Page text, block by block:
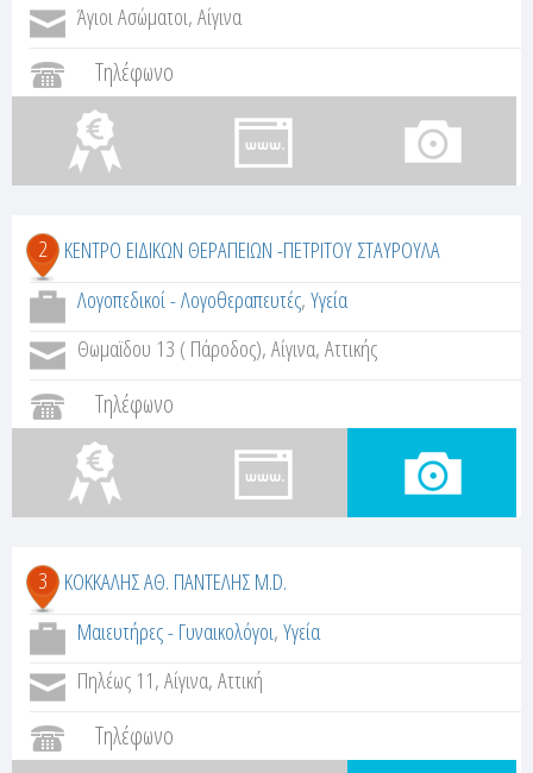
Άγιοι Ασώματοι, Αίγινα
Τηλέφωνο
2 ΚΕΝΤΡΟ ΕΙΔΙΚΩΝ ΘΕΡΑΠΕΙΩΝ -ΠΕΤΡΙΤΟΥ ΣΤΑΥΡΟΥΛΑ
Λογοπεδικοί - Λογοθεραπευτές,Υγεία
Θωμαϊδου 13 ( Πάροδος), Αίγινα, Αττικής
Τηλέφωνο
3
ΚΟΚΚΑΛΗΣ ΑΘ. ΠΑΝΤΕΛΗΣ M.D.
Μαιευτήρες - Γυναικολόγοι,Υγεία
Πηλέως 11, Αίγινα, Αττική
Τηλέφωνο